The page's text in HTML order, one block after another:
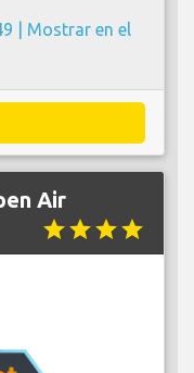
| Mostrar en el
Air
starstarstarstar